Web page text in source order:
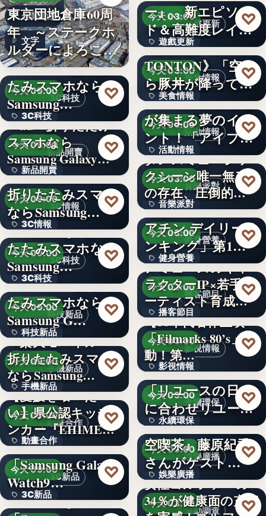
企業動態
文字
東京団地倉庫60周
年 ～ステークホ
ルダーによろこば
れる…
3C科技
今天 09:00
3C科技
文字
＜OPEN＞折りた
たみスマホなら
Samsung…
♡
新品開賣
今天 09:00
新品開賣
4.1
＜au＞折りたたみ
スマホなら
Samsung Galaxy…
♡
3C情報
今天 09:00
3C情報
文字
＜ソフトバンク＞
折りたたみスマホ
ならSamsung…
♡
3C科技
今天 09:00
3C科技
文字
＜Samsung＞折り
たたみスマホなら
Samsung…
♡
科技新品
今天 09:00
科技新品
文字
＜ドコモ＞折りた
たみスマホなら
Samsung G…
♡
手機新品
今天 09:00
手機新品
4.1
＜楽天モバイル＞
折りたたみスマホ
ならSamsung…
♡
動畫合作
今天 09:00
動畫合作
108
【愛媛を喰べた
い】県公認キッチ
ンカー『EHIMEみ
きゃん…
♡
3C新品
今天 09:00
3C新品
＜OPEN＞
「Samsung Galaxy
Watch9…
♡
＜Samsung＞
400
遊戲更新
今天 03:00
遊戲更新
文字
ー』、新エピソー
ド＆高難度レイド
を実装！新…
♡
美食情報
今天 03:00
美食情報
文字
《豚丼屋
TONTON》「空か
ら豚丼が降ってき
た」が現実に…
♡
活動情報
今天 03:00
活動情報
文字
アイプリのみんな
が集まる夢のイベ
ント！「アイプリ
ワールド…
♡
音樂派對
今天 03:00
音樂派對
5
ダンスミュージッ
クシーン唯一無二
の存在、圧倒的な
カリスマ…
♡
健身營養
今天 03:00
健身營養
文字
【楽天市場「クレ
アチン デイリーラ
ンキング」第1位
獲得(…
♡
播客節目
今天 03:00
播客節目
36年
アミューズのキャ
ラクターIP×若手ア
ーティスト育成コ
ンテ…
♡
影視情報
今天 03:00
影視情報
40
【80年代名作上映
「Filmarks 80’s」始
動！第…
♡
永續環保
今天 03:00
永續環保
文字
エコスタイル、
「リユースの日」
に合わせリユース
文化の普及…
♡
娛樂廣播
今天 03:00
娛樂廣播
文字
interfm『Runeの星
空喫茶』藤原紀香
さんがゲスト…
♡
運動調查
今天 03:00
女性ゴルファーの
34％が健康面の充実
♡